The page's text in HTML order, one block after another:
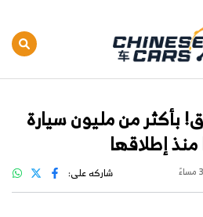
بأكثر من مليون سيارة
إطلاقها
شاركه على: